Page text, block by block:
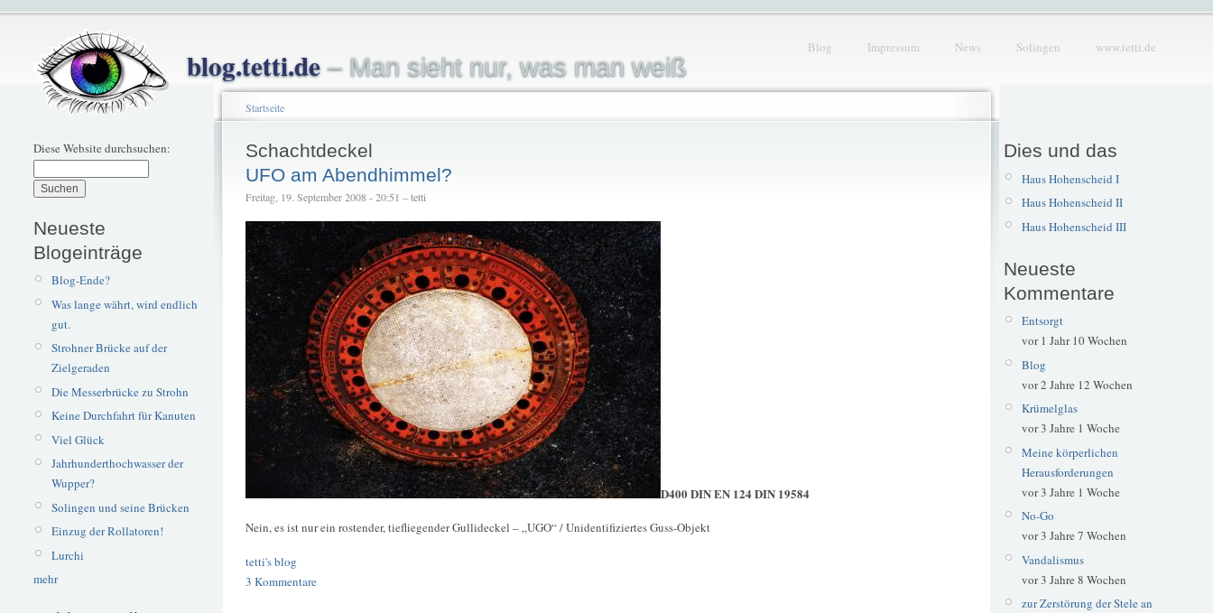
blog.tetti.de– Man sieht nur, was man weiß
Blog Impressum News Solingen www.tetti.de
Diese Website durchsuchen:
Neueste
Blogeinträge
Blog-Ende?
Was lange währt, wird endlich
gut.
Strohner Brücke auf der
Zielgeraden
Die Messerbrücke zu Strohn
Keine Durchfahrt für Kanuten
Viel Glück
Jahrhunderthochwasser der
Wupper?
Solingen und seine Brücken
Einzug der Rollatoren!
Lurchi
mehr
Startseite
Schachtdeckel
UFO am Abendhimmel?
Freitag, 19. September 2008 - 20:51 – tetti
D400 DIN EN 124 DIN 19584
Nein, es ist nur ein rostender, tiefliegender Gullideckel – „UGO“ / Unidentifiziertes Guss-Objekt
tetti's blog
3 Kommentare
Dies und das
Haus Hohenscheid I
Haus Hohenscheid II
Haus Hohenscheid III
Neueste
Kommentare
Entsorgt
vor 1 Jahr 10 Wochen
Blog
vor 2 Jahre 12 Wochen
Krümelglas
vor 3 Jahre 1 Woche
Meine körperlichen
Herausforderungen
vor 3 Jahre 1 Woche
No-Go
vor 3 Jahre 7 Wochen
Vandalismus
vor 3 Jahre 8 Wochen
zur Zerstörung der Stele an